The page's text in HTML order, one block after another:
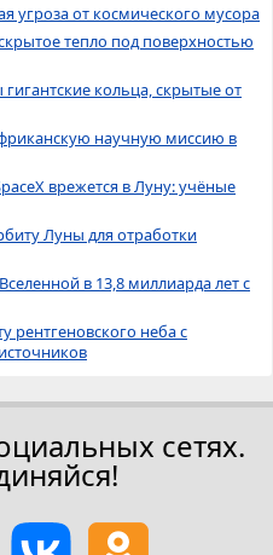
угроза от космического мусора
тепло под поверхностью
кольца, скрытые от
научную миссию в
врежется в Луну: учёные
Луны для отработки
в 13,8 миллиарда лет с
рентгеновского неба с
сетях.